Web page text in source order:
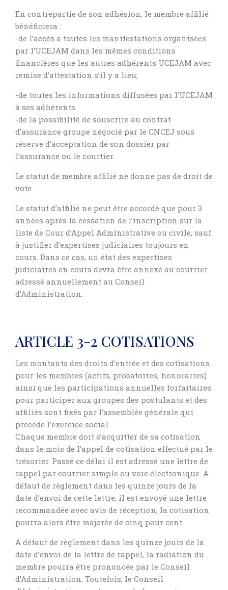
En contrepartie de son adhésion, le membre affilié
bénéficiera :
-de l’accès à toutes les manifestations organisées
par l’UCEJAM dans les mêmes conditions
financières que les autres adhérents UCEJAM avec
remise d’attestation s’il y a lieu;
-de toutes les informations diffusées par l’UCEJAM
à ses adhérents
-de la possibilité de souscrire au contrat
d’assurance groupe négocié par le CNCEJ sous
réserve d’acceptation de son dossier par
l’assurance ou le courtier.
Le statut de membre affilié ne donne pas de droit de
vote.
Le statut d’affilié ne peut être accordé que pour 3
années après la cessation de l’inscription sur la
liste de Cour d’Appel Administrative ou civile, sauf
à justifier d’expertises judiciaires toujours en
cours. Dans ce cas, un état des expertises
judiciaires en cours devra être annexé au courrier
adressé annuellement au Conseil
d’Administration.
ARTICLE 3-2 COTISATIONS
Les montants des droits d’entrée et des cotisations
pour les membres (actifs, probatoires, honoraires)
ainsi que les participations annuelles forfaitaires
pour participer aux groupes des postulants et des
affiliés sont fixés par l’assemblée générale qui
précède l’exercice social.
Chaque membre doit s’acquitter de sa cotisation
dans le mois de l’appel de cotisation effectué par le
trésorier. Passé ce délai il est adressé une lettre de
rappel par courrier simple ou voie électronique. A
défaut de règlement dans les quinze jours de la
date d’envoi de cette lettre, il est envoyé une lettre
recommandée avec avis de réception, la cotisation
pourra alors être majorée de cinq pour cent.
A défaut de règlement dans les quinze jours de la
date d’envoi de la lettre de rappel, la radiation du
membre pourra être prononcée par le Conseil
d’Administration. Toutefois, le Conseil